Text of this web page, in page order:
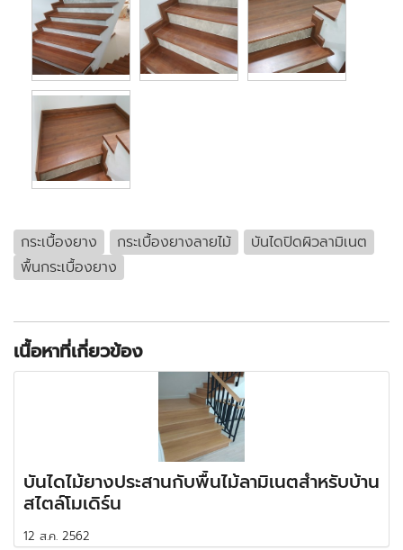
กระเบื้องยาง กระเบื้องยางลายไม้
บันไดปิดผิวลามิเนต
พื้นกระเบื้องยาง
เนื้อหาที่เกี่ยวข้อง
บันไดไม้ยางประสานกับพื้นไม้ลามิเนตสำหรับบ้าน
สไตล์โมเดิร์น
12 ส.ค. 2562